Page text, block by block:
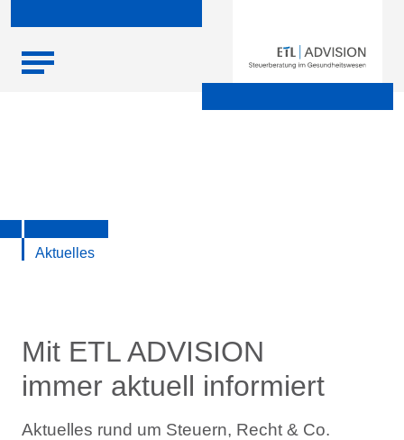
Skip
content
Finanzen
Aktuelles
Mit ETL ADVISION
immer aktuell informiert
Aktuelles rund um Steuern, Recht & Co.